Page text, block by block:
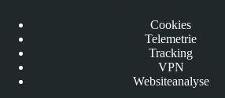
Cookies
Telemetrie
Tracking
VPN
Websiteanalyse